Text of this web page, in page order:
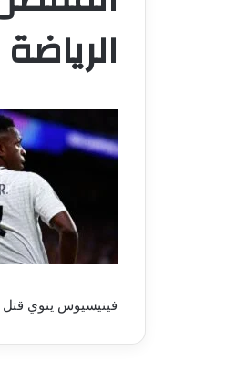
الرياضة
فينيسيوس ينوي قتل